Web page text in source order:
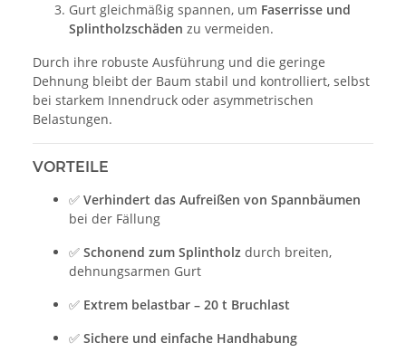
Gurt gleichmäßig spannen, um Faserrisse und
Splintholzschäden zu vermeiden.
Durch ihre robuste Ausführung und die geringe
Dehnung bleibt der Baum stabil und kontrolliert, selbst
bei starkem Innendruck oder asymmetrischen
Belastungen.
VORTEILE
✅ Verhindert das Aufreißen von Spannbäumen
bei der Fällung
✅ Schonend zum Splintholz durch breiten,
dehnungsarmen Gurt
✅ Extrem belastbar – 20 t Bruchlast
✅ Sichere und einfache Handhabung